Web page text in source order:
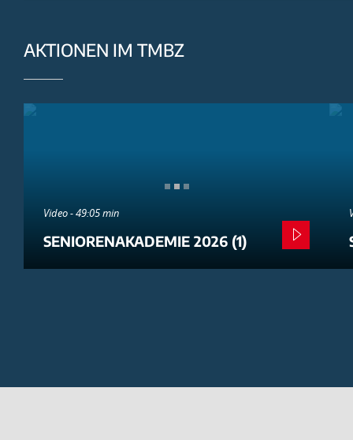
AKTIONEN IM TMBZ
Video - 49:05 min
SENIORENAKADEMIE 2026 (1)